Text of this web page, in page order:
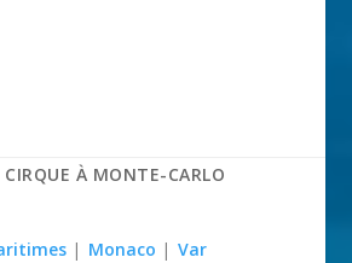
CIRQUE À MONTE-CARLO
| Monaco | Var